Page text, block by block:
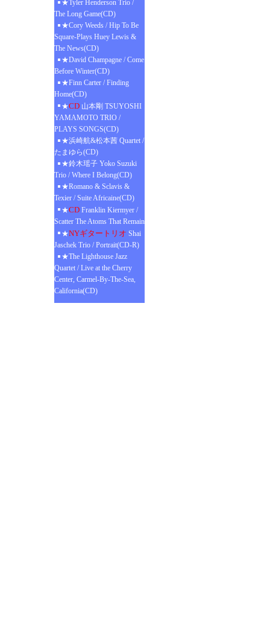
★Tyler Henderson Trio /
The Long Game(CD)
★Cory Weeds / Hip To Be
Square-Plays Huey Lewis &
The News(CD)
★David Champagne / Come
Before Winter(CD)
★Finn Carter / Finding
Home(CD)
★CD 山本剛 TSUYOSHI
YAMAMOTO TRIO /
PLAYS SONGS(CD)
★浜崎航&松本茜 Quartet /
たまゆら(CD)
★鈴木瑶子 Yoko Suzuki
Trio / Where I Belong(CD)
★Romano & Sclavis &
Texier / Suite Africaine(CD)
★CD Franklin Kiermyer /
Scatter The Atoms That Remain
★NYギタートリオ Shai
Jaschek Trio / Portrait(CD-R)
★The Lighthouse Jazz
Quartet / Live at the Cherry
Center, Carmel-By-The-Sea,
California(CD)